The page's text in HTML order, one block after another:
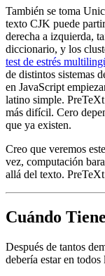
También se toma
texto CJK puede
derecha a izquierda,
diccionario, y los
test de estrés
de distintos sistemas
en JavaScript
latino simple. PreTeXt
más difícil. Cero
que ya existen.
Creo que veremos
vez, computación
allá del texto.
Cuándo
Después de tantos
debería estar en todos